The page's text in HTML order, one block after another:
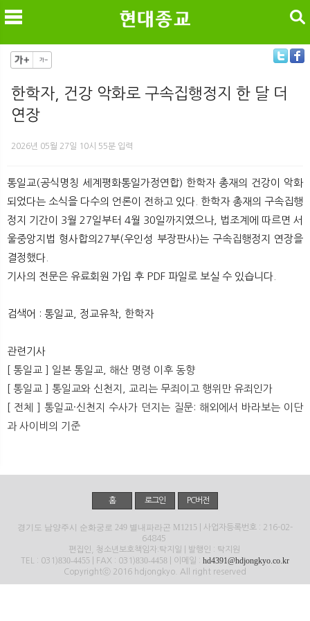
메
뉴
검색
한학자, 건강 악화로 구속집행정지 한 달 더
연장
2026년 05월 27일 10시 55분 입력
통일교(공식명칭 세계평화통일가정연합) 한학자 총재의 건강이 악화
되었다는 소식을 다수의 언론이 전하고 있다. 한학자 총재의 구속집행
정지 기간이 3월 27일부터 4월 30일까지였으나, 법조계에 따르면 서
울중앙지법 형사합의27부(우인성 부장판사)는 구속집행정지 연장을
결정했다.
기사의 전문은 유료회원 가입 후 PDF 파일로 보실 수 있습니다.
검색어 : 통일교, 정교유착, 한학자
관련기사
[ 통일교 ] 일본 통일교, 해산 명령 이후 동향
[ 통일교 ] 통일교와 신천지, 교리는 무죄이고 행위만 유죄인가
[ 전체 ] 통일교·신천지 수사가 던지는 질문: 해외에서 바라보는 이단
과 사이비의 기준
홈 로그인 PC버전
경기도 남양주시 순화궁로 249 별내파라곤 M1215 | 사업자등록번호 : 216-02-
64845
편집인, 청소년보호책임자:탁지일 | 발행인 : 탁지원
TEL : 031)830-4455 | FAX : 031)830-4458 | 이메일 : hd4391@hdjongkyo.co.kr
Copyrightⓒ 2016 hdjongkyo. All right reserved